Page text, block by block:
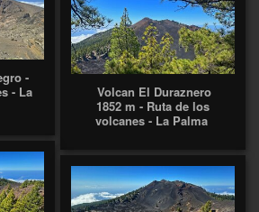
-
- La
Volcan El Duraznero
1852 m - Ruta de los
volcanes - La Palma